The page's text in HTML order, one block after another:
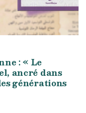
: « Le
ancré dans
générations